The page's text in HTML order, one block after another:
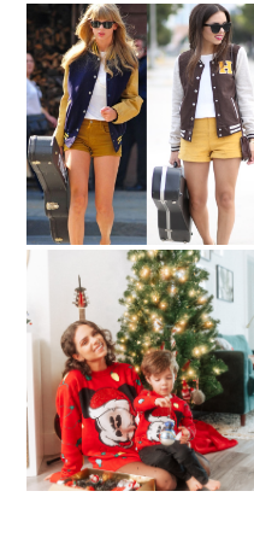
Celebrity inspired:
TAYLOR SWIFT
Getting in the Holiday
Spirit with shopDisney